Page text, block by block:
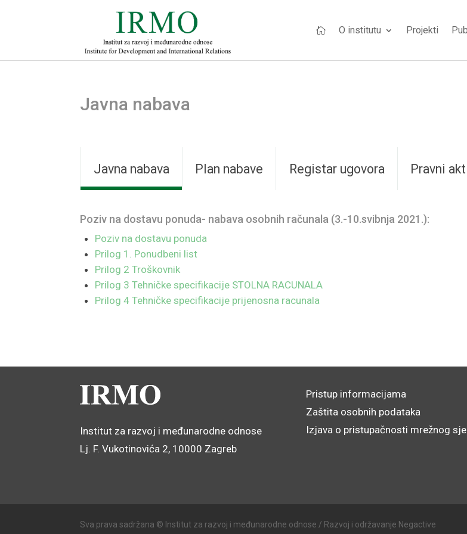
 O institutu Projekti
Javna nabava
Javna nabava Plan nabave Registar ugovora Pravni
Poziv na dostavu ponuda- nabava osobnih računala (3.-10.svibnja 2021.):
Poziv na dostavu ponuda
Prilog 1. Ponudbeni list
Prilog 2 Troškovnik
Prilog 3 Tehničke specifikacije STOLNA RACUNALA
Prilog 4 Tehničke specifikacije prijenosna racunala
Institut za razvoj i međunarodne odnose
Lj. F. Vukotinovića 2, 10000 Zagreb
Pristup informacijama
Zaštita osobnih podataka
Izjava o pristupačnosti mrežnog
Sva prava sadržana © Institut za razvoj i međunarodne odnose / Razvoj i održavanje Negactive